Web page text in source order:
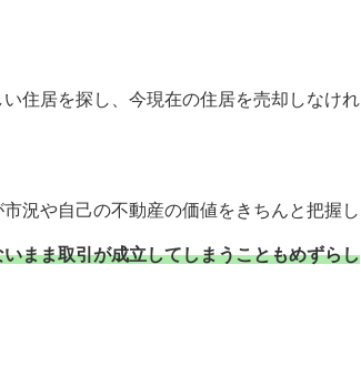
住居を探し、今現在の住居を売却しなけれ
況や自己の不動産の価値をきちんと把握し
まま取引が成立してしまうこともめずらし